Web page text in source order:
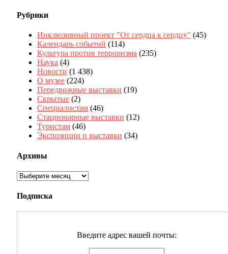
Рубрики
Инклюзивный проект "От сердца к сердцу" (45)
Календарь событий (114)
Культура против терроризма (235)
Наука (4)
Новости (1 438)
О музее (224)
Передвижные выставки (19)
Скрытые (2)
Специалистам (46)
Стационарные выставки (12)
Туристам (46)
Экспозиции и выставки (34)
Архивы
Архивы
Подписка
Введите адрес вашей почты: